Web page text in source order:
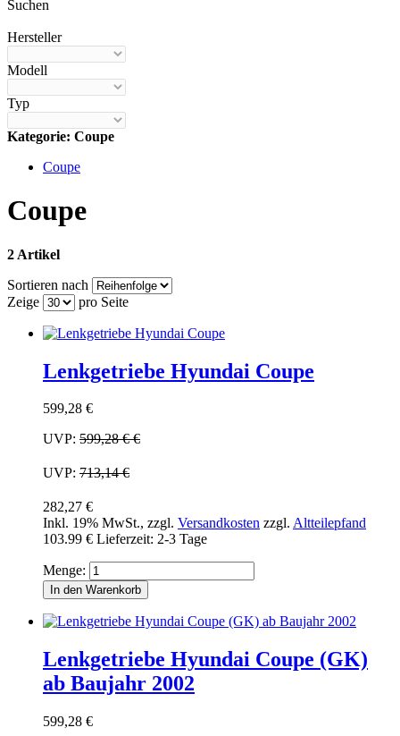
Suchen
Hersteller
Modell
Typ
Kategorie: Coupe
Coupe
Coupe
2 Artikel
Sortieren nach
Zeige
pro Seite
Lenkgetriebe Hyundai Coupe
599,28 €
UVP: 599,28 €€
UVP: 713,14 €
282,27 €
Inkl. 19% MwSt., zzgl. Versandkosten zzgl. Altteilepfand
103.99 € Lieferzeit: 2-3 Tage
Menge:
In den Warenkorb
Lenkgetriebe Hyundai Coupe (GK)
ab Baujahr 2002
599,28 €